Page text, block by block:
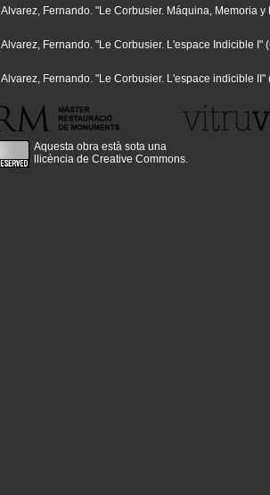
Alvarez, Fernando. "Le Corbusier. Máquina, Memoria
Alvarez, Fernando. "Le Corbusier. L'espace Indicible
Alvarez, Fernando. "Le Corbusier. L'espace indicible
Aquesta obra està sota una
llicència de Creative Commons.